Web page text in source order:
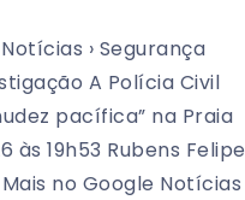
› Segurança
A Polícia Civil
pacífica” na Praia
19h53 Rubens Felipe
no Google Notícias